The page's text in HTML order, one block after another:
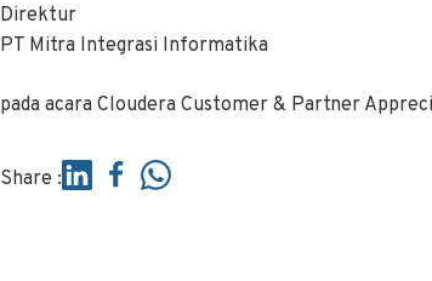
Direktur
PT Mitra Integrasi Informatika
pada acara Cloudera Customer & Partner
Share :